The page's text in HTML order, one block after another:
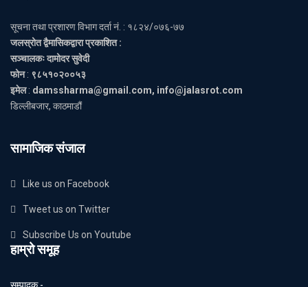
सूचना तथा प्रशारण विभाग दर्ता नं. : १८२४/०७६-७७
जलस्रोत द्वैमासिकद्वारा प्रकाशित :
सञ्चालकः दामोदर सुवेदी
फोन: ९८५१०२००५३
इमेल: damssharma@gmail.com, info@jalasrot.com
डिल्लीबजार, काठमाडौं
सामाजिक संजाल
Like us on Facebook
Tweet us on Twitter
Subscribe Us on Youtube
हाम्रो समूह